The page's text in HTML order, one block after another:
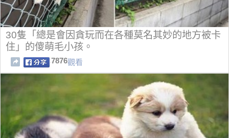
30隻「總是會因貪玩而在各種莫名其妙的地方被卡
住」的傻萌毛小孩。
7876觀看